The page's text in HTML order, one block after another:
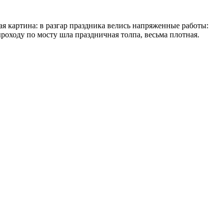
в разгар праздника велись напряженные работы:
по мосту шла праздничная толпа, весьма плотная.